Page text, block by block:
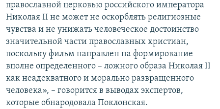
православной церковью российского императора
Николая II не может не оскорблять религиозные
чувства и не унижать человеческое достоинство
значительной части православных христиан,
поскольку фильм направлен на формирование
вполне определенного – ложного образа Николая II
как неадекватного и морально развращенного
человека», – говорится в выводах экспертов,
которые обнародовала Поклонская.